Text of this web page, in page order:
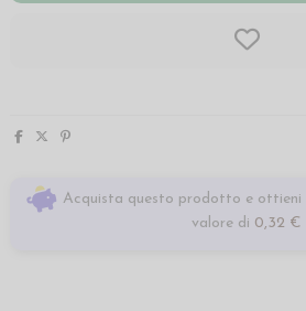
Acquista questo prodotto e ottieni
valore di 0,32 €